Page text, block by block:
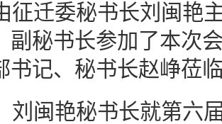
征迁委秘书长刘闽艳
副秘书长参加了本次
书记、秘书长赵峥莅
刘闽艳秘书长就第六